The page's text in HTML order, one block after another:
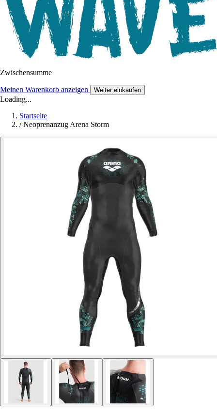
Zwischensumme
Meinen Warenkorb anzeigen Weiter einkaufen
Loading...
Startseite
/ Neoprenanzug Arena Storm